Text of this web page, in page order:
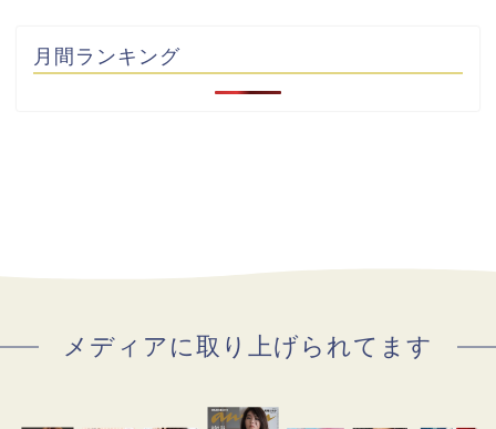
月間ランキング
メディアに取り上げられてます